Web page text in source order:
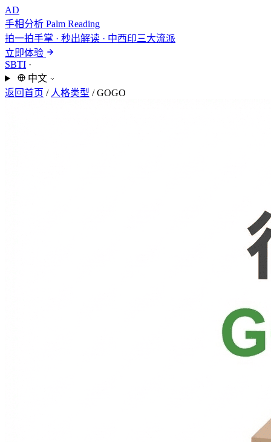
AD
手相分析 Palm Reading
拍一拍手掌 · 秒出解读 · 中西印三大流派
立即体验
SBTI ·
中文
返回首页 / 人格类型 / GOGO